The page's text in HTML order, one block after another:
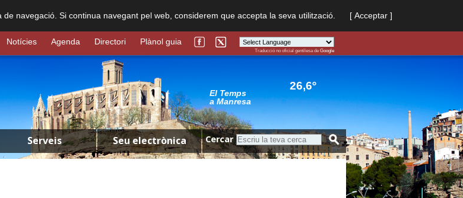
navegació. Si continua navegant pel web, considerem que accepta la seva utilització. [ Acceptar ]
Powered by
Traducció no oficial gentilesa de Google
Notícies Agenda Directori Plànol guia
El Temps
a Manresa
26,6º
Serveis Seu electrònica Cercar